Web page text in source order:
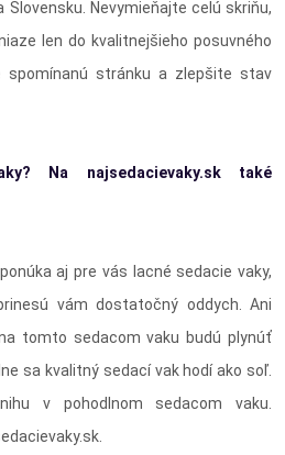
Nevymieňajte celú skriňu,
len do kvalitnejšieho posuvného
spomínanú stránku a zlepšite stav
Na najsedacievaky.sk také
aj pre vás lacné sedacie vaky,
vám dostatočný oddych. Ani
tomto sedacom vaku budú plynúť
sa kvalitný sedací vak hodí ako soľ.
v pohodlnom sedacom vaku.